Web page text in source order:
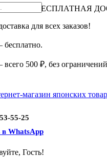
БЕСПЛАТНАЯ
для всех заказов!
500 ₽, без
55-25
WhatsApp
Гость!